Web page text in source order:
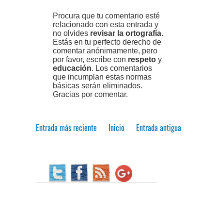
Procura que tu comentario esté
relacionado con esta entrada y
no olvides revisar la ortografía.
Estás en tu perfecto derecho de
comentar anónimamente, pero
por favor, escribe con respeto y
educación. Los comentarios
que incumplan estas normas
básicas serán eliminados.
Gracias por comentar.
Entrada más reciente Entrada antigua
Inicio